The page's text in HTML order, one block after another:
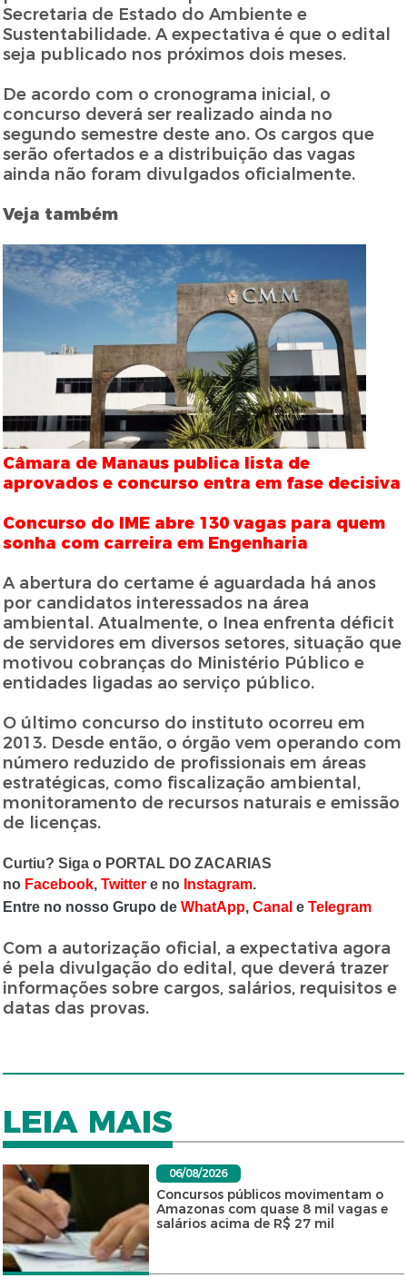
Secretaria de Estado do Ambiente e
Sustentabilidade. A expectativa é que o edital
seja publicado nos próximos dois meses.
De acordo com o cronograma inicial, o
concurso deverá ser realizado ainda no
segundo semestre deste ano. Os cargos que
serão ofertados e a distribuição das vagas
ainda não foram divulgados oficialmente.
Veja também
Câmara de Manaus publica lista de
aprovados e concurso entra em fase decisiva
Concurso do IME abre 130 vagas para quem
sonha com carreira em Engenharia
A abertura do certame é aguardada há anos
por candidatos interessados na área
ambiental. Atualmente, o Inea enfrenta déficit
de servidores em diversos setores, situação que
motivou cobranças do Ministério Público e
entidades ligadas ao serviço público.
O último concurso do instituto ocorreu em
2013. Desde então, o órgão vem operando com
número reduzido de profissionais em áreas
estratégicas, como fiscalização ambiental,
monitoramento de recursos naturais e emissão
de licenças.
Curtiu? Siga o PORTAL DO ZACARIAS
no Facebook,Twitter e no Instagram.
Entre no nosso Grupo deWhatApp,Canal eTelegram
Com a autorização oficial, a expectativa agora
é pela divulgação do edital, que deverá trazer
informações sobre cargos, salários, requisitos e
datas das provas.
LEIA MAIS
06/08/2026
Concursos públicos movimentam o
Amazonas com quase 8 mil vagas e
salários acima de R$ 27 mil